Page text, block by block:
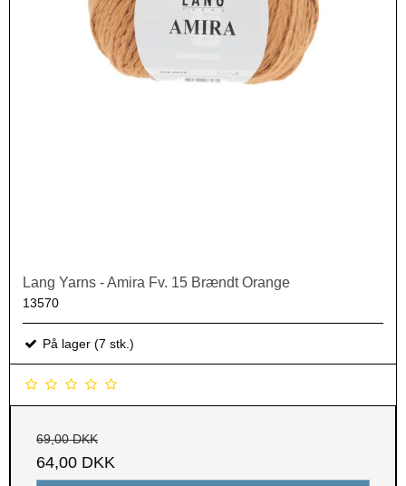
Lang Yarns - Amira Fv. 15 Brændt Orange
13570
På lager (7 stk.)
69,00 DKK
64,00 DKK